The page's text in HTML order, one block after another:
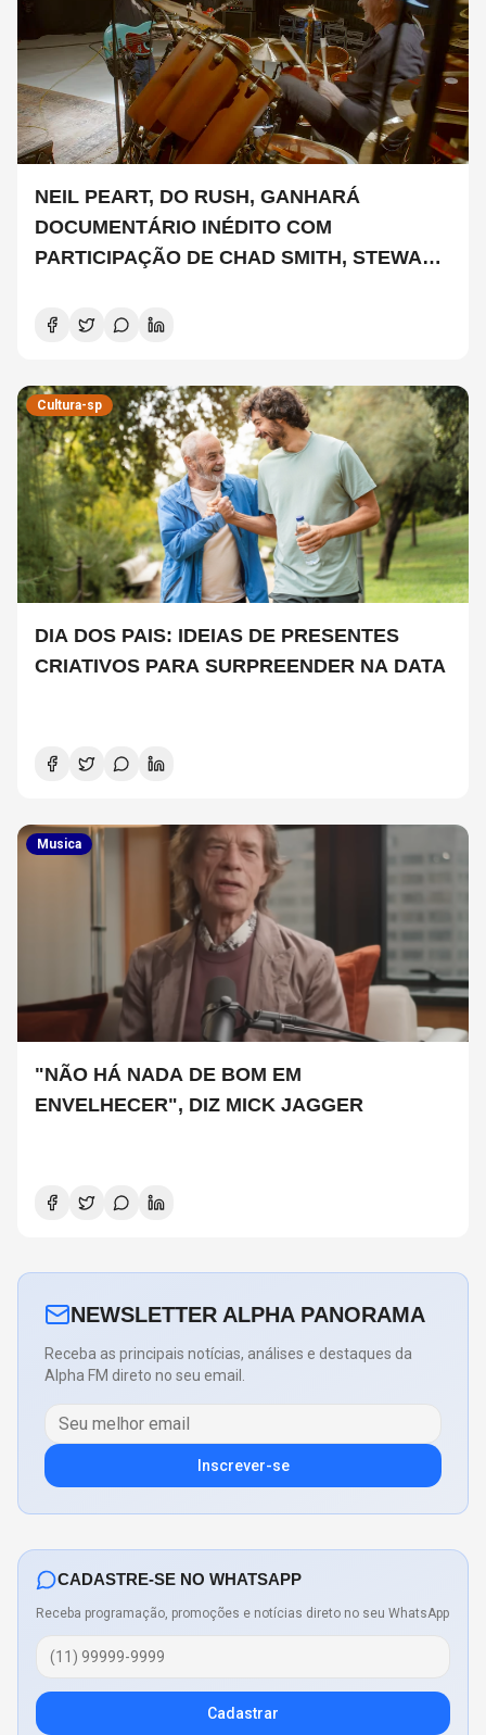
NEIL PEART, DO RUSH, GANHARÁ
DOCUMENTÁRIO INÉDITO COM
PARTICIPAÇÃO DE CHAD SMITH, STEWART
Cultura-sp
DIA DOS PAIS: IDEIAS DE PRESENTES
CRIATIVOS PARA SURPREENDER NA DATA
Musica
"NÃO HÁ NADA DE BOM EM
ENVELHECER", DIZ MICK JAGGER
NEWSLETTER ALPHA PANORAMA
Receba as principais notícias, análises e destaques da
Alpha FM direto no seu email.
Inscrever-se
CADASTRE-SE NO WHATSAPP
Receba programação, promoções e notícias direto no seu WhatsApp
Cadastrar